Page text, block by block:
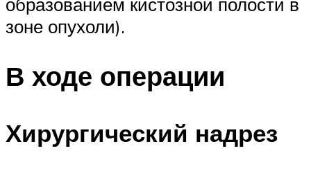
зоне опухоли).
В ходе операции
Хирургический надрез